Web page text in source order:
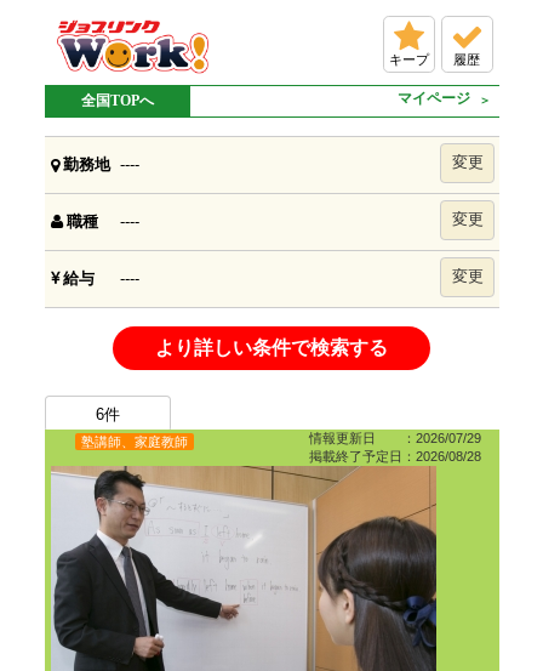
キープ 履歴
全国TOPへ マイページ
勤務地 ---- 変更
職種 ---- 変更
給与 ---- 変更
より詳しい条件で検索する
6件
情報更新日 ：2026/07/29
掲載終了予定日：2026/08/28
塾講師、家庭教師